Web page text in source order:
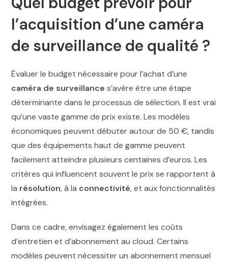
l’acquisition d’une caméra
de surveillance de qualité ?
Évaluer le budget nécessaire pour l’achat d’une
caméra de surveillance s’avère être une étape
déterminante dans le processus de sélection. Il est vrai
qu’une vaste gamme de prix existe. Les modèles
économiques peuvent débuter autour de 50 €, tandis
que des équipements haut de gamme peuvent
facilement atteindre plusieurs centaines d’euros. Les
critères qui influencent souvent le prix se rapportent à
la résolution, à la connectivité, et aux fonctionnalités
intégrées.
Dans ce cadre, envisagez également les coûts
d’entretien et d’abonnement au cloud. Certains
modèles peuvent nécessiter un abonnement mensuel